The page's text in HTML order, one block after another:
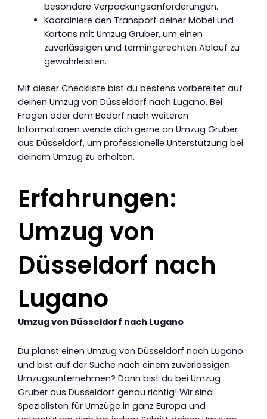
besondere Verpackungsanforderungen.
Koordiniere den Transport deiner Möbel und
Kartons mit Umzug Gruber, um einen
zuverlässigen und termingerechten Ablauf zu
gewährleisten.
Mit dieser Checkliste bist du bestens vorbereitet auf
deinen Umzug von Düsseldorf nach Lugano. Bei
Fragen oder dem Bedarf nach weiteren
Informationen wende dich gerne an Umzug Gruber
aus Düsseldorf, um professionelle Unterstützung bei
deinem Umzug zu erhalten.
Erfahrungen:
Umzug von
Düsseldorf nach
Lugano
Umzug von Düsseldorf nach Lugano
Du planst einen Umzug von Düsseldorf nach Lugano
und bist auf der Suche nach einem zuverlässigen
Umzugsunternehmen? Dann bist du bei Umzug
Gruber aus Düsseldorf genau richtig! Wir sind
Spezialisten für Umzüge in ganz Europa und